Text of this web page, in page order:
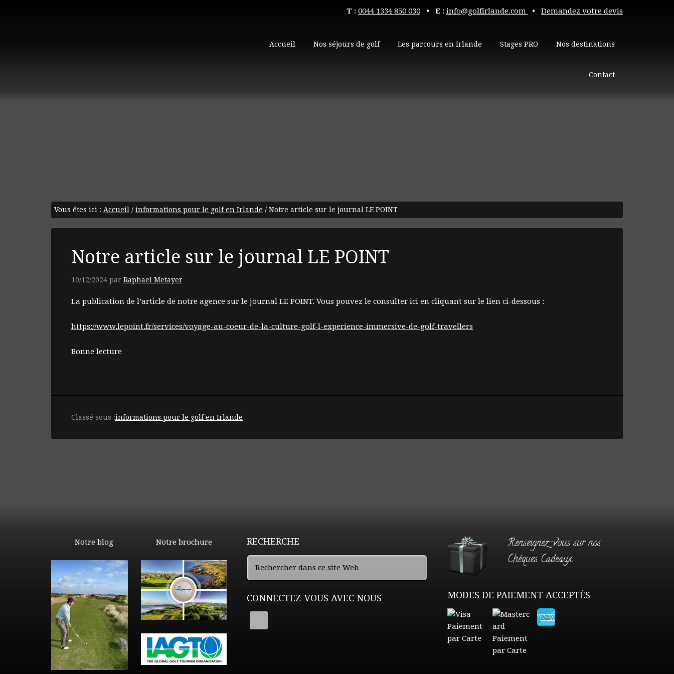
T : 0044 1334 850 030 • E : info@golfirlande.com • Demandez votre devis
Accueil Nos séjours de golf Les parcours en Irlande Stages PRO Nos destinations
Contact
Vous êtes ici : Accueil / informations pour le golf en Irlande /Notre article sur le journal LE POINT
Notre article sur le journal LE POINT
10/12/2024 par Raphael Metayer
La publication de l’article de notre agence sur le journal LE POINT. Vous pouvez le consulter ici en cliquant sur le lien ci-dessous :
https://www.lepoint.fr/services/voyage-au-coeur-de-la-culture-golf-l-experience-immersive-de-golf-travellers
Bonne lecture
Classé sous :informations pour le golf en Irlande
Notre blog Notre brochure RECHERCHE
CONNECTEZ-VOUS AVEC NOUS
Renseignez-vous sur nos
Chèques Cadeaux
MODES DE PAIEMENT ACCEPTÉS